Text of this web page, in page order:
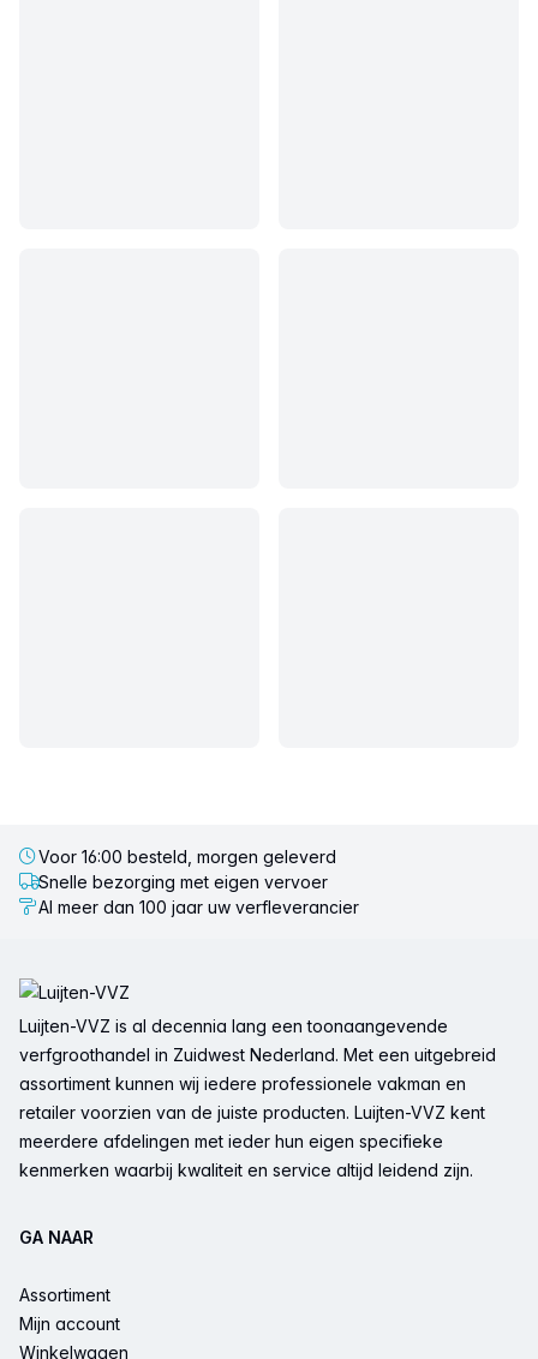
Voor 16:00 besteld, morgen geleverd
Snelle bezorging met eigen vervoer
Al meer dan 100 jaar uw verfleverancier
Luijten-VVZ is al decennia lang een toonaangevende
verfgroothandel in Zuidwest Nederland. Met een uitgebreid
assortiment kunnen wij iedere professionele vakman en
retailer voorzien van de juiste producten. Luijten-VVZ kent
meerdere afdelingen met ieder hun eigen specifieke
kenmerken waarbij kwaliteit en service altijd leidend zijn.
GA NAAR
Assortiment
Mijn account
Winkelwagen